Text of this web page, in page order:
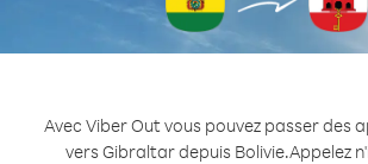
Avec Viber Out vous pouvez passer des
vers Gibraltar depuis Bolivie.Appelez